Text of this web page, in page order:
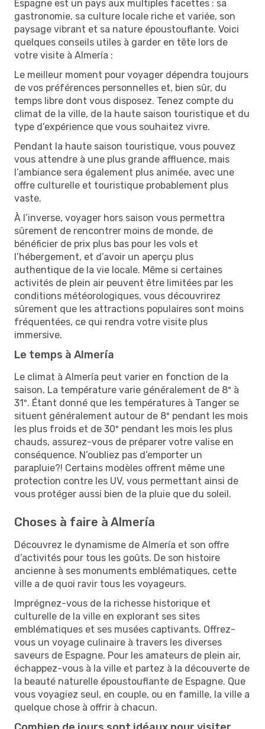
Espagne est un pays aux multiples facettes : sa
gastronomie, sa culture locale riche et variée, son
paysage vibrant et sa nature époustouflante. Voici
quelques conseils utiles à garder en tête lors de
votre visite à Almería :
Le meilleur moment pour voyager dépendra toujours
de vos préférences personnelles et, bien sûr, du
temps libre dont vous disposez. Tenez compte du
climat de la ville, de la haute saison touristique et du
type d’expérience que vous souhaitez vivre.
Pendant la haute saison touristique, vous pouvez
vous attendre à une plus grande affluence, mais
l’ambiance sera également plus animée, avec une
offre culturelle et touristique probablement plus
vaste.
À l’inverse, voyager hors saison vous permettra
sûrement de rencontrer moins de monde, de
bénéficier de prix plus bas pour les vols et
l’hébergement, et d’avoir un aperçu plus
authentique de la vie locale. Même si certaines
activités de plein air peuvent être limitées par les
conditions météorologiques, vous découvrirez
sûrement que les attractions populaires sont moins
fréquentées, ce qui rendra votre visite plus
immersive.
Le temps à Almería
Le climat à Almería peut varier en fonction de la
saison. La température varie généralement de 8º à
31º. Étant donné que les températures à Tanger se
situent généralement autour de 8º pendant les mois
les plus froids et de 30º pendant les mois les plus
chauds, assurez-vous de préparer votre valise en
conséquence. N’oubliez pas d’emporter un
parapluie?! Certains modèles offrent même une
protection contre les UV, vous permettant ainsi de
vous protéger aussi bien de la pluie que du soleil.
Choses à faire à Almería
Découvrez le dynamisme de Almería et son offre
d’activités pour tous les goûts. De son histoire
ancienne à ses monuments emblématiques, cette
ville a de quoi ravir tous les voyageurs.
Imprégnez-vous de la richesse historique et
culturelle de la ville en explorant ses sites
emblématiques et ses musées captivants. Offrez-
vous un voyage culinaire à travers les diverses
saveurs de Espagne. Pour les amateurs de plein air,
échappez-vous à la ville et partez à la découverte de
la beauté naturelle époustouflante de Espagne. Que
vous voyagiez seul, en couple, ou en famille, la ville a
quelque chose à offrir à chacun.